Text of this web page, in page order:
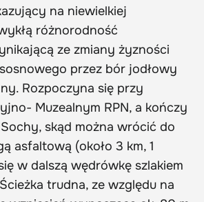
na niewielkiej
różnorodność
ze zmiany żyzności
przez bór jodłowy
Rozpoczyna się przy
Muzealnym RPN, a kończy
skąd można wrócić do
asfaltową (około 3 km, 1
w dalszą wędrówkę szlakiem
trudna, ze względu na